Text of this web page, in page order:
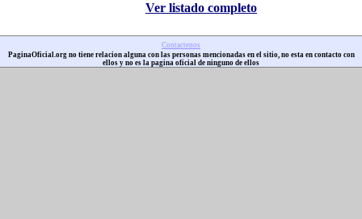
Ver listado completo
Contactenos
PaginaOficial.org no tiene relacion alguna con las personas mencionadas en el sitio, no esta en contacto con
ellos y no es la pagina oficial de ninguno de ellos